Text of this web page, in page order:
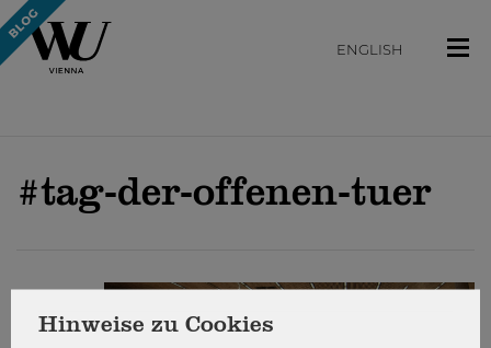
ENGLISH
#tag-der-offenen-tuer
Hinweise zu Cookies